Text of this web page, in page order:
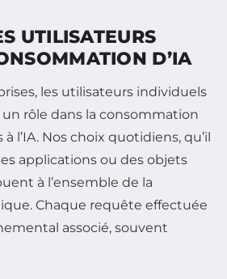
UTILISATEURS
D’IA
les utilisateurs individuels
rôle dans la consommation
l’IA. Nos choix quotidiens, qu’il
applications ou des objets
à l’ensemble de la
Chaque requête effectuée
associé, souvent